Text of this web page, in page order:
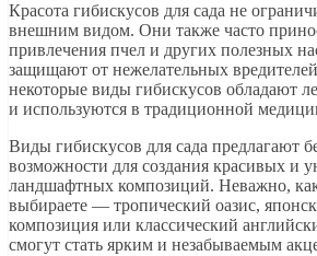
Красота гибискусов для сада не
внешним видом. Они также часто
привлечения пчел и других полезных
защищают от нежелательных
некоторые виды гибискусов обладают
и используются в традиционной
Виды гибискусов для сада предлагают
возможности для создания красивых и
ландшафтных композиций. Неважно,
выбираете — тропический оазис,
композиция или классический
смогут стать ярким и незабываемым